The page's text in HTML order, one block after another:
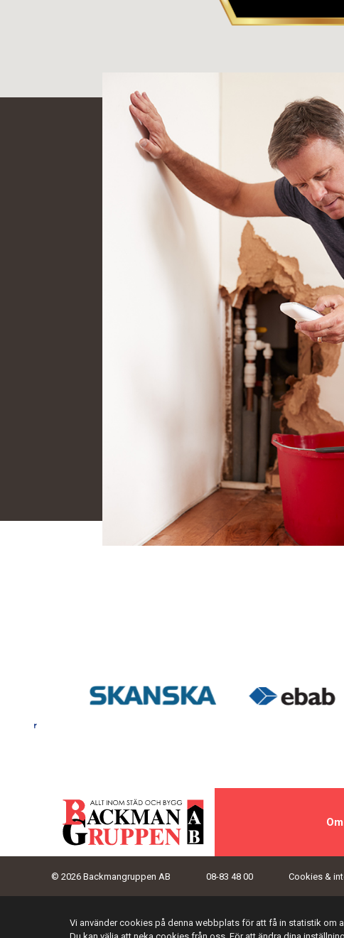
© 2026 Backmangruppen AB 08-83 48 00 Cookies &
Vi använder cookies på denna webbplats för att få in statistik om
Du kan välja att neka cookies från oss. För att ändra dina